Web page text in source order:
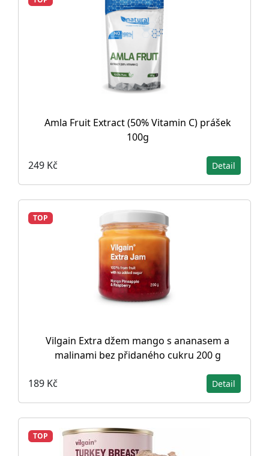
Amla Fruit Extract (50% Vitamin C) prášek
100g
249 Kč Detail
TOP
Vilgain Extra džem mango s ananasem a
malinami bez přidaného cukru 200 g
189 Kč Detail
TOP